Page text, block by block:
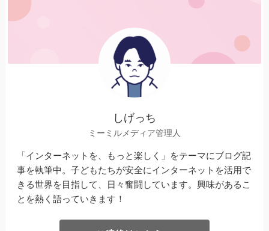
しげっち
ミーミルメディア管理人
「インターネットを、もっと楽しく」をテーマにブログ記
事を執筆中。子どもたちが安全にインターネットを活用で
きる世界を目指して、日々奮闘しています。興味があるこ
とを熱く語っていきます！